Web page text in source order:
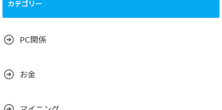
カテゴリー
PC関係
お金